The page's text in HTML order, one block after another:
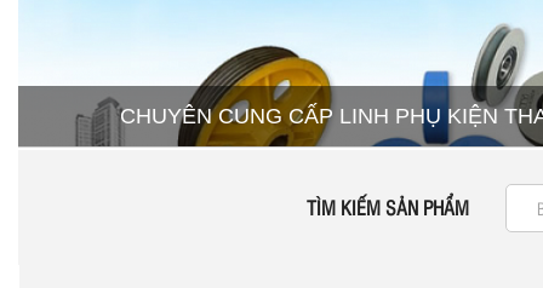
CHUYÊN CUNG CẤP LINH PHỤ KIỆN
TÌM KIẾM SẢN PHẨM